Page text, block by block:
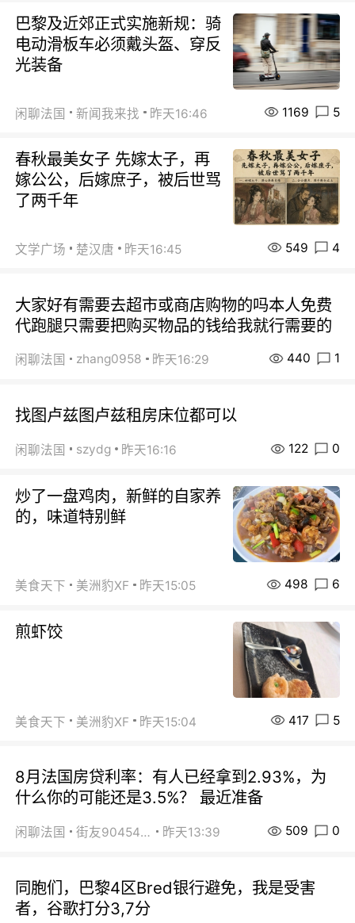
巴黎及近郊正式实施新规：骑
电动滑板车必须戴头盔、穿反
光装备
闲聊法国 新闻我来找 昨天16:46 1169 5
春秋最美女子 先嫁太子，再
嫁公公，后嫁庶子，被后世骂
了两千年
文学广场 楚汉唐 昨天16:45 549 4
大家好有需要去超市或商店购物的吗本人免费
代跑腿只需要把购买物品的钱给我就行需要的
闲聊法国 zhang0958 昨天16:29 440 1
找图卢兹图卢兹租房床位都可以
闲聊法国 szydg 昨天16:16 122 0
炒了一盘鸡肉，新鲜的自家养
的，味道特别鲜
美食天下 美洲豹XF 昨天15:05 498 6
煎虾饺
美食天下 美洲豹XF 昨天15:04 417 5
8月法国房贷利率：有人已经拿到2.93%，为
什么你的可能还是3.5%？ 最近准备
闲聊法国 街友90454511 昨天13:39 509 0
同胞们，巴黎4区Bred银行避免，我是受害
者，谷歌打分3,7分